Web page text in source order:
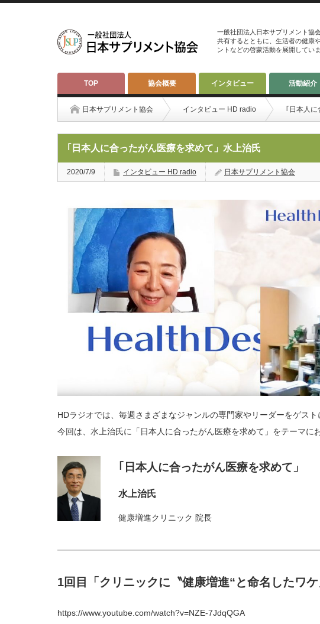
一般社団法人日本サプリメント協
共有するとともに、生活者の健康
ントなどの啓蒙活動を展開していま
TOP 協会概要 インタビュー 活動紹介
日本サプリメント協会 インタビュー HD radio ｢日本人
｢日本人に合ったがん医療を求めて」水上治氏
2020/7/9 インタビュー HD radio 日本サプリメント協会
HDラジオでは、毎週さまざまなジャンルの専門家やリーダーをゲスト
今回は、水上治氏に「日本人に合ったがん医療を求めて」をテーマに
｢日本人に合ったがん医療を求めて」
水上治氏
健康増進クリニック 院長
1回目「クリニックに〝健康増進“と命名したワケ
https://www.youtube.com/watch?v=NZE-7JdqQGA